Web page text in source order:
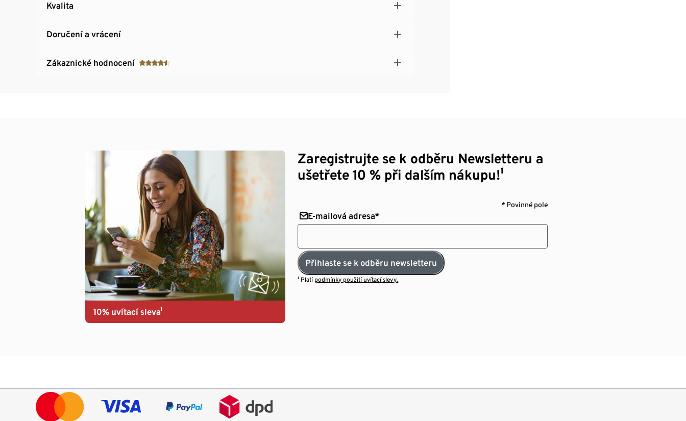
Kvalita
Doručení a vrácení
Zákaznické hodnocení
10% uvítací sleva¹
Zaregistrujte se k odběru Newsletteru a
ušetřete 10 % při dalším nákupu!¹
* Povinné pole
E-mailová adresa*
Přihlaste se k odběru newsletteru
¹ Platí podmínky použití uvítací slevy.